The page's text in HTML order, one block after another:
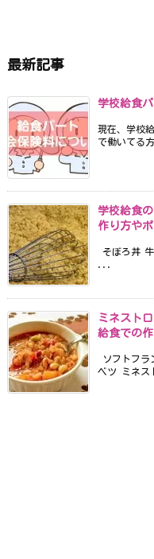
最新記事
学校給食
現在、学校
で働いてる
学校給食
作り方やポ
そぼろ丼
ミネスト
給食での
ソフトフラ
ベツ ミネ